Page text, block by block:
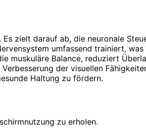
zielt darauf ab, die neuronale
umfassend trainiert, was
muskuläre Balance, reduziert
der visuellen
Haltung zu fördern.
zu erholen.